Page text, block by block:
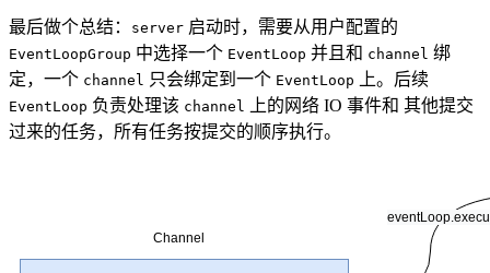
最后做个总结： server 启动时，需要从用户配置的
EventLoopGroup 中选择一个 EventLoop 并且和 channel 绑
定，一个 channel 只会绑定到一个 EventLoop 上。后续
EventLoop 负责处理该 channel
上的网络 IO 事件和 其他提交
过来的任务，所有任务按提交的顺序执行。